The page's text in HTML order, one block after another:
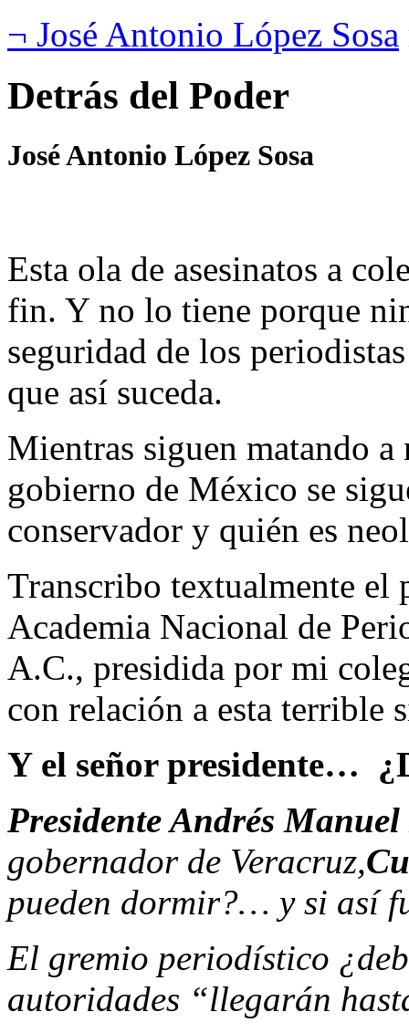
¬ José Antonio López Sosa
Detrás del Poder
José Antonio López Sosa
Esta ola de asesinatos a
fin. Y no lo tiene porque
seguridad de los
que así suceda.
Mientras siguen matando a
gobierno de México se
conservador y quién es
Transcribo textualmente el
Academia Nacional de
A.C., presidida por mi
con relación a esta terrible
Y el señor presidente…
Presidente Andrés
gobernador de Veracruz,
pueden dormir?… y si así
El gremio periodístico
autoridades “llegarán